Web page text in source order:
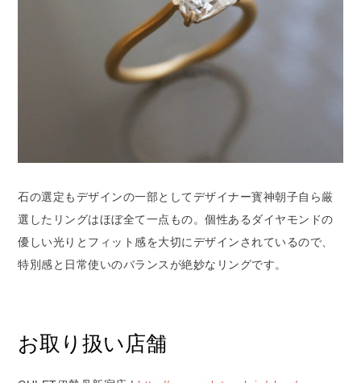
石の選定もデザインの一部としてデザイナー寳神朝子自ら厳
選したリングはほぼ全て一点もの。個性あるダイヤモンドの
優しい光りとフィット感を大切にデザインされているので、
特別感と日常使いのバランスが絶妙なリングです。
お取り扱い店舗